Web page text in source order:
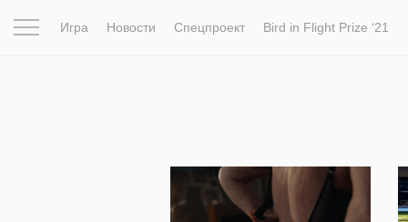
Игра Новости Спецпроект Bird in Flight Prize ‘21
1 669